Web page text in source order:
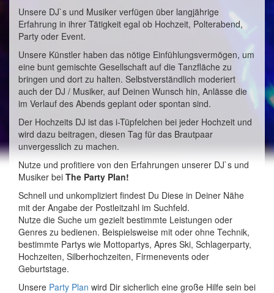
Unsere DJ`s und Musiker verfügen über langjährige
Erfahrung in ihrer Tätigkeit egal ob Hochzeit, Polterabend,
Party oder Event.
Unsere Künstler haben das nötige Einfühlungsvermögen, um
eine bunt gemischte Gesellschaft auf die Tanzfläche zu
bringen und dort zu halten. Selbstverständlich moderiert
auch der DJ / Musiker, auf Deinen Wunsch hin, Anlässe die
im Verlauf des Abends geplant oder spontan sind.
Der Hochzeits DJ ist das i-Tüpfelchen bei jeder Hochzeit und
wird dazu beitragen, diesen Tag für das Brautpaar
unvergesslich zu machen.
Nutze und profitiere von den Erfahrungen unserer DJ`s und
Musiker bei The Party Plan!
Schnell und unkompliziert findest Du Diese in Deiner Nähe
mit der Angabe der Postleitzahl im Suchfeld.
Nutze die Suche um gezielt bestimmte Leistungen oder
Genres zu bedienen. Beispielsweise mit oder ohne Technik,
bestimmte Partys wie Mottopartys, Apres Ski, Schlagerparty,
Hochzeiten, Silberhochzeiten, Firmenevents oder
Geburtstage.
Unsere Party Plan wird Dir sicherlich eine große Hilfe sein bei